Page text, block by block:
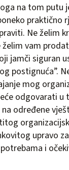
na tom putu
praktično
Ne želim
želim vam
jamči siguran
postignuća”.
mog
odgovarati u
određene
upravo
i